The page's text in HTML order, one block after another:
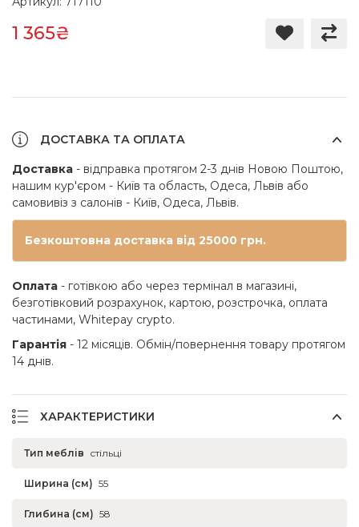
1 365₴
ДОСТАВКА ТА ОПЛАТА
Доставка - відправка протягом 2-3 днів Новою Поштою,
нашим кур'єром - Київ та область, Одеса, Львів або
самовивіз з салонів - Київ, Одеса, Львів.
Безкоштовна доставка від 25000 грн.
Оплата - готівкою або через термінал в магазині,
безготівковий розрахунок, картою, розстрочка, оплата
частинами, Whitepay crypto.
Гарантія - 12 місяців. Обмін/повернення товару протягом
14 днів.
ХАРАКТЕРИСТИКИ
Тип меблів стільці
Ширина (см) 55
Глибина (см) 58